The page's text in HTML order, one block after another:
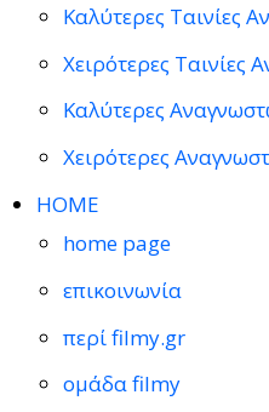
Καλύτερες Ταινίες
Χειρότερες Ταινίες
Καλύτερες
Χειρότερες
HOME
home page
επικοινωνία
περί filmy.gr
ομάδα filmy